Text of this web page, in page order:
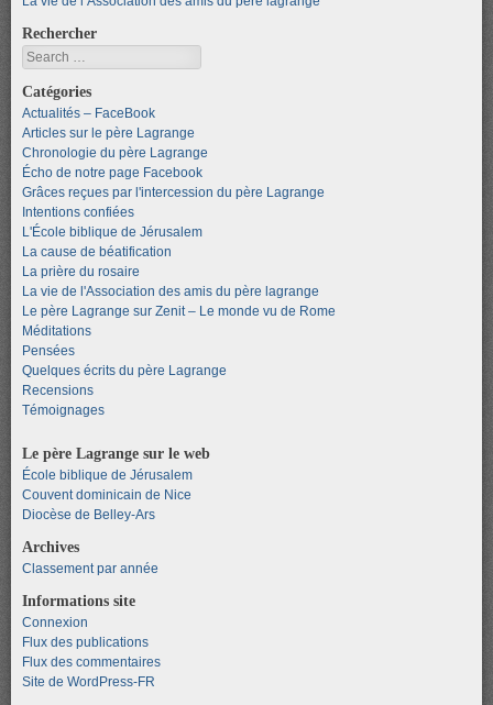
Rechercher
Search
Catégories
Actualités – FaceBook
Articles sur le père Lagrange
Chronologie du père Lagrange
Écho de notre page Facebook
Grâces reçues par l'intercession du père Lagrange
Intentions confiées
L'École biblique de Jérusalem
La cause de béatification
La prière du rosaire
La vie de l'Association des amis du père lagrange
Le père Lagrange sur Zenit – Le monde vu de Rome
Méditations
Pensées
Quelques écrits du père Lagrange
Recensions
Témoignages
Le père Lagrange sur le web
École biblique de Jérusalem
Couvent dominicain de Nice
Diocèse de Belley-Ars
Archives
Classement par année
Informations site
Connexion
Flux des publications
Flux des commentaires
Site de WordPress-FR